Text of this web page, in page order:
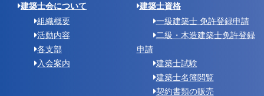
建築士会について
組織概要
活動内容
各支部
入会案内
建築士資格
一級建築士 免許登録申請
二級・木造建築士免許登録
申請
建築士試験
建築士名簿閲覧
契約書類の販売